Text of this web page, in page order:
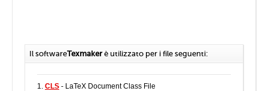
Il softwareTexmakerè utilizzato per i file seguenti:
1. CLS - LaTeX Document Class File